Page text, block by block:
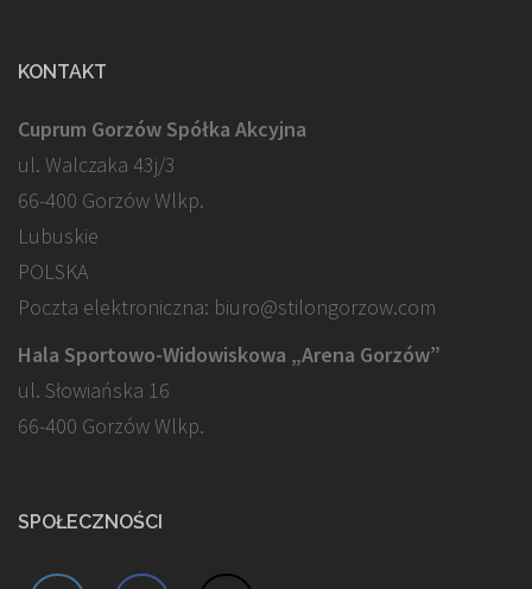
KONTAKT
Cuprum Gorzów Spółka Akcyjna
ul. Walczaka 43j/3
66-400 Gorzów Wlkp.
Lubuskie
POLSKA
Poczta elektroniczna: biuro@stilongorzow.com
Hala Sportowo-Widowiskowa „Arena Gorzów”
ul. Słowiańska 16
66-400 Gorzów Wlkp.
SPOŁECZNOŚCI